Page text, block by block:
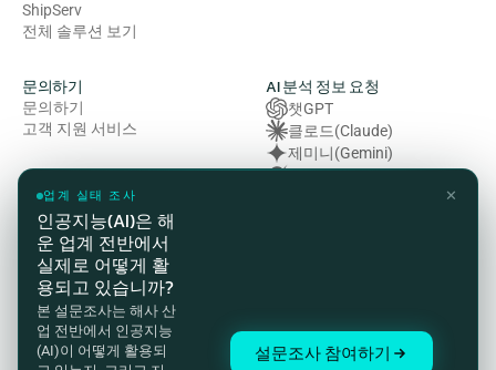
ShipServ
전체 솔루션 보기
법률 및 규정 준수
개인정보처리방침
이용약관
쿠키 정책
HSE(보건·안전·환경) 방침
현대 노예제 방지법 성명서
문의하기
문의하기
고객 지원 서비스
AI 분석 정보 요청
챗GPT
클로드(Claude)
제미니(Gemini)
그록 (Grok)
✕
업계 실태 조사
인공지능(AI)은 해
운 업계 전반에서
실제로 어떻게 활
용되고 있습니까?
본 설문조사는 해사 산
업 전반에서 인공지능
(AI)이 어떻게 활용되
설문조사 참여하기